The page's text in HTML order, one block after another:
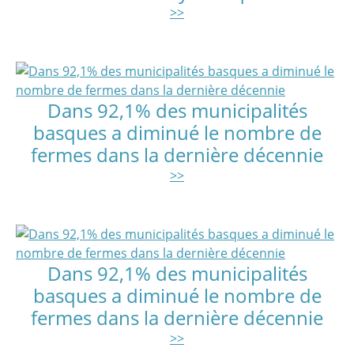
>>
Dans 92,1% des municipalités
basques a diminué le nombre de
fermes dans la dernière décennie
>>
Dans 92,1% des municipalités
basques a diminué le nombre de
fermes dans la dernière décennie
>>